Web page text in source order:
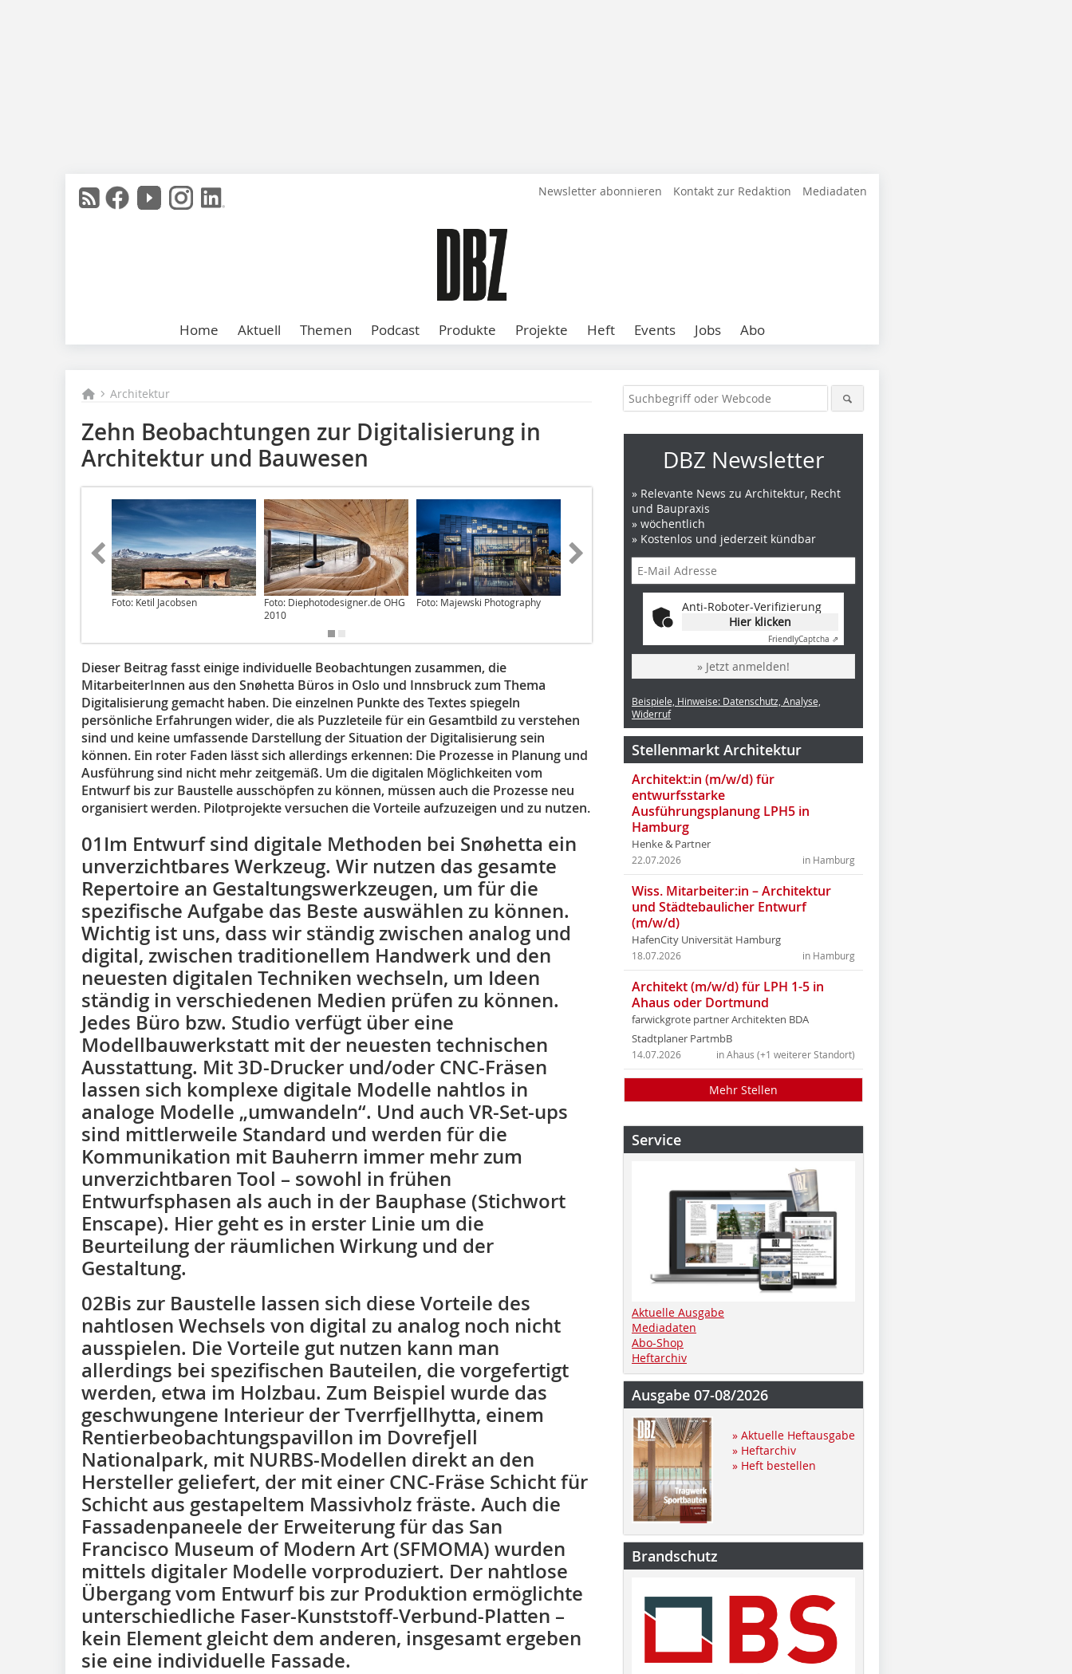
Newsletter abonnieren Kontakt zur Redaktion Mediadaten
Home Aktuell Themen Podcast Produkte Projekte Heft Events Jobs Abo
Architektur
Zehn Beobachtungen zur Digitalisierung in
Architektur und Bauwesen
Foto: Ketil Jacobsen
Foto: Diephotodesigner.de OHG
2010
Foto: Majewski Photography
Foto: Statsbygg/Hans Thomas
Foto: Jeff Goldberg/Esto
Dieser Beitrag fasst einige individuelle Beobachtungen zusammen, die
MitarbeiterInnen aus den Snøhetta Büros in Oslo und Innsbruck zum Thema
Digitalisierung gemacht haben. Die einzelnen Punkte des Textes spiegeln
persönliche Erfahrungen wider, die als Puzzleteile für ein Gesamtbild zu verstehen
sind und keine umfassende Darstellung der Situation der Digitalisierung sein
können. Ein roter Faden lässt sich allerdings erkennen: Die Prozesse in Planung und
Ausführung sind nicht mehr zeitgemäß. Um die digitalen Möglichkeiten vom
Entwurf bis zur Baustelle ausschöpfen zu können, müssen auch die Prozesse neu
organisiert werden. Pilotprojekte versuchen die Vorteile aufzuzeigen und zu nutzen.
01Im Entwurf sind digitale Methoden bei Snøhetta ein
unverzichtbares Werkzeug. Wir nutzen das gesamte
Repertoire an Gestaltungswerkzeugen, um für die
spezifische Aufgabe das Beste auswählen zu können.
Wichtig ist uns, dass wir ständig zwischen analog und
digital, zwischen traditionellem Handwerk und den
neuesten digitalen Techniken wechseln, um Ideen
ständig in verschiedenen Medien prüfen zu können.
Jedes Büro bzw. Studio verfügt über eine
Modellbauwerkstatt mit der neuesten technischen
Ausstattung. Mit 3D-Drucker und/oder CNC-Fräsen
lassen sich komplexe digitale Modelle nahtlos in
analoge Modelle „umwandeln“. Und auch VR-Set-ups
sind mittlerweile Standard und werden für die
Kommunikation mit Bauherrn immer mehr zum
unverzichtbaren Tool – sowohl in frühen
Entwurfsphasen als auch in der Bauphase (Stichwort
Enscape). Hier geht es in erster Linie um die
Beurteilung der räumlichen Wirkung und der
Gestaltung.
02Bis zur Baustelle lassen sich diese Vorteile des
nahtlosen Wechsels von digital zu analog noch nicht
ausspielen. Die Vorteile gut nutzen kann man
allerdings bei spezifischen Bauteilen, die vorgefertigt
werden, etwa im Holzbau. Zum Beispiel wurde das
geschwungene Interieur der Tverrfjellhytta, einem
Rentierbeobachtungspavillon im Dovrefjell
Nationalpark, mit NURBS-Modellen direkt an den
Hersteller geliefert, der mit einer CNC-Fräse Schicht für
Schicht aus gestapeltem Massivholz fräste. Auch die
Fassadenpaneele der Erweiterung für das San
Francisco Museum of Modern Art (SFMOMA) wurden
mittels digitaler Modelle vorproduziert. Der nahtlose
Übergang vom Entwurf bis zur Produktion ermöglichte
unterschiedliche Faser-Kunststoff-Verbund-Platten –
kein Element gleicht dem anderen, insgesamt ergeben
sie eine individuelle Fassade.
DBZ Newsletter
» Relevante News zu Architektur, Recht
und Baupraxis
» wöchentlich
» Kostenlos und jederzeit kündbar
Anti-Roboter-Verifizierung
Hier klicken
FriendlyCaptcha ⇗
» Jetzt anmelden!
Beispiele, Hinweise: Datenschutz, Analyse,
Widerruf
Stellenmarkt Architektur
Architekt:in (m/w/d) für
entwurfsstarke
Ausführungsplanung LPH5 in
Hamburg
Henke & Partner
in Hamburg
22.07.2026
Wiss. Mitarbeiter:in – Architektur
und Städtebaulicher Entwurf
(m/w/d)
HafenCity Universität Hamburg
in Hamburg
18.07.2026
Architekt (m/w/d) für LPH 1-5 in
Ahaus oder Dortmund
farwickgrote partner Architekten BDA
Stadtplaner PartmbB
in Ahaus (+1 weiterer Standort)
14.07.2026
Mehr Stellen
Service
Aktuelle Ausgabe
Mediadaten
Abo-Shop
Heftarchiv
Ausgabe 07-08/2026
» Aktuelle Heftausgabe
» Heftarchiv
» Heft bestellen
Brandschutz